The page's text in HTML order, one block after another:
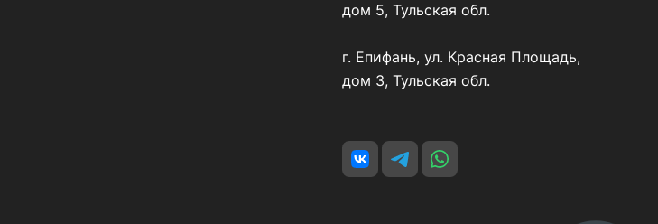
дом 5, Тульская обл.
г. Епифань, ул. Красная Площадь,
дом 3, Тульская обл.